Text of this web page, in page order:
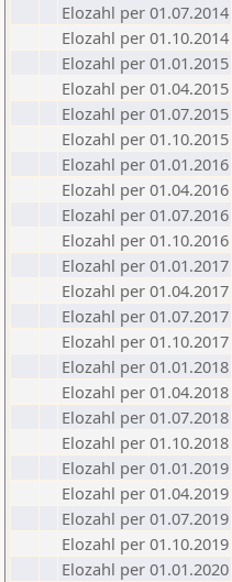
Elozahl per 01.07.2014
Elozahl per 01.10.2014
Elozahl per 01.01.2015
Elozahl per 01.04.2015
Elozahl per 01.07.2015
Elozahl per 01.10.2015
Elozahl per 01.01.2016
Elozahl per 01.04.2016
Elozahl per 01.07.2016
Elozahl per 01.10.2016
Elozahl per 01.01.2017
Elozahl per 01.04.2017
Elozahl per 01.07.2017
Elozahl per 01.10.2017
Elozahl per 01.01.2018
Elozahl per 01.04.2018
Elozahl per 01.07.2018
Elozahl per 01.10.2018
Elozahl per 01.01.2019
Elozahl per 01.04.2019
Elozahl per 01.07.2019
Elozahl per 01.10.2019
Elozahl per 01.01.2020